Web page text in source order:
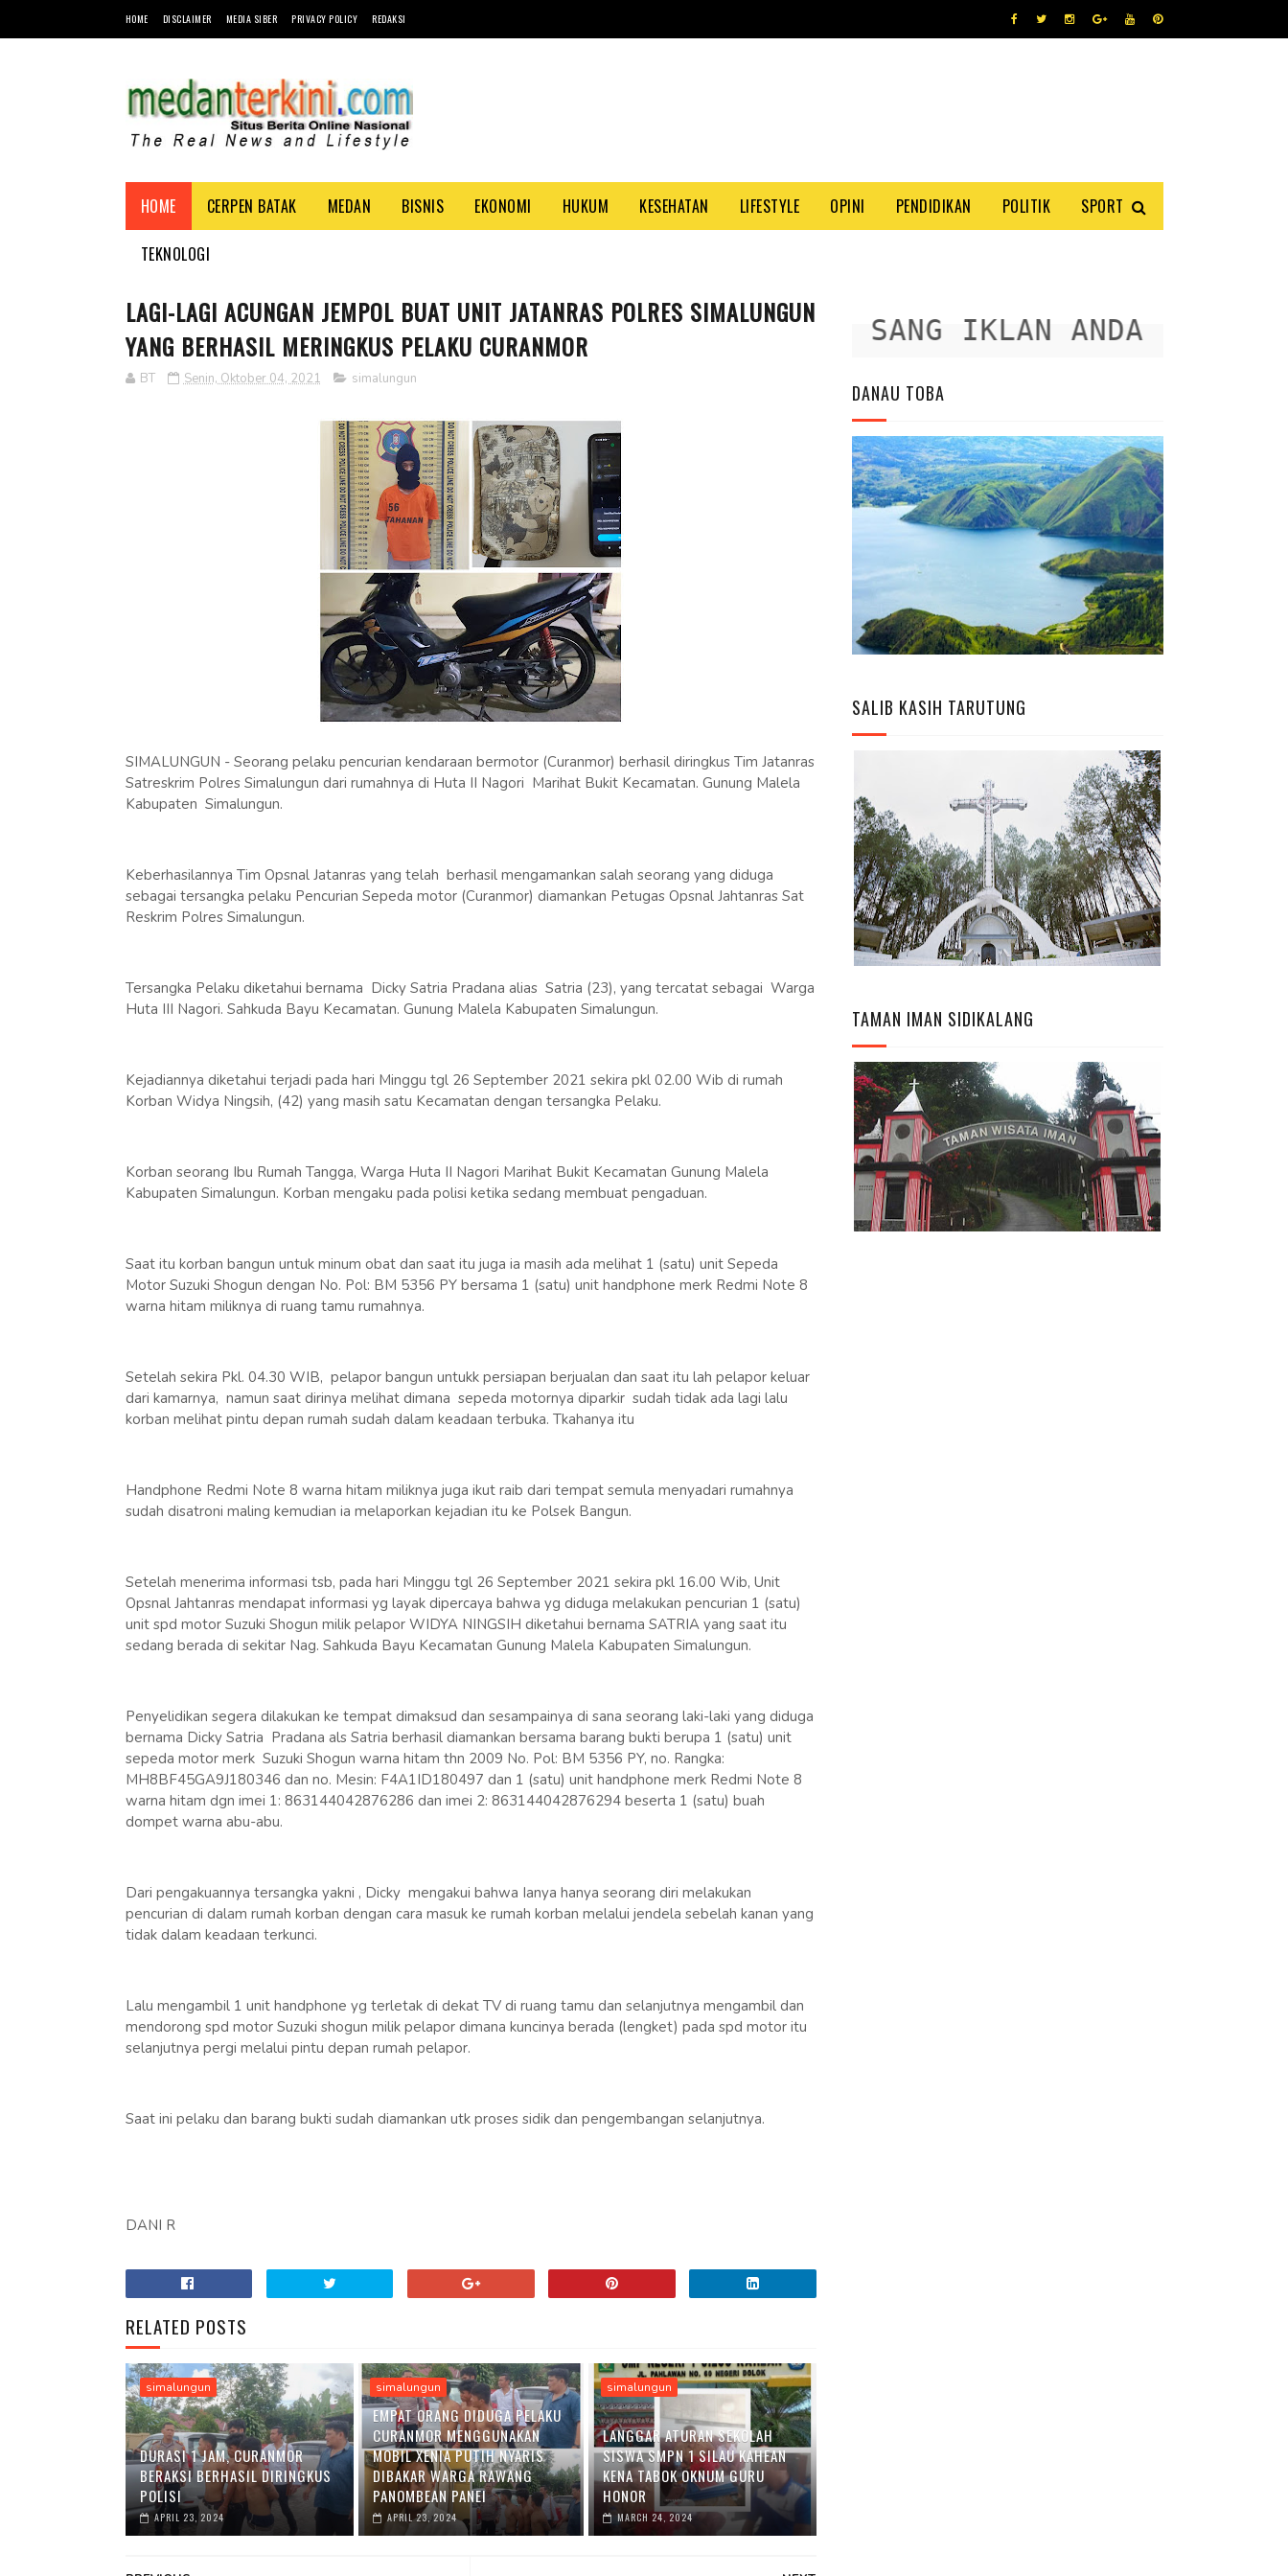
HOME DISCLAIMER MEDIA SIBER PRIVACY POLICY REDAKSI
HOME CERPEN BATAK MEDAN BISNIS EKONOMI HUKUM KESEHATAN LIFESTYLE OPINI PENDIDIKAN POLITIK SPORT
TEKNOLOGI
LAGI-LAGI ACUNGAN JEMPOL BUAT UNIT JATANRAS POLRES SIMALUNGUN
YANG BERHASIL MERINGKUS PELAKU CURANMOR
BT Senin, Oktober 04, 2021 simalungun
SIMALUNGUN - Seorang pelaku pencurian kendaraan bermotor (Curanmor) berhasil diringkus Tim Jatanras
Satreskrim Polres Simalungun dari rumahnya di Huta II Nagori Marihat Bukit Kecamatan. Gunung Malela
Kabupaten Simalungun.
Keberhasilannya Tim Opsnal Jatanras yang telah berhasil mengamankan salah seorang yang diduga
sebagai tersangka pelaku Pencurian Sepeda motor (Curanmor) diamankan Petugas Opsnal Jahtanras Sat
Reskrim Polres Simalungun.
Tersangka Pelaku diketahui bernama Dicky Satria Pradana alias Satria (23), yang tercatat sebagai Warga
Huta III Nagori. Sahkuda Bayu Kecamatan. Gunung Malela Kabupaten Simalungun.
Kejadiannya diketahui terjadi pada hari Minggu tgl 26 September 2021 sekira pkl 02.00 Wib di rumah
Korban Widya Ningsih, (42) yang masih satu Kecamatan dengan tersangka Pelaku.
Korban seorang Ibu Rumah Tangga, Warga Huta II Nagori Marihat Bukit Kecamatan Gunung Malela
Kabupaten Simalungun. Korban mengaku pada polisi ketika sedang membuat pengaduan.
Saat itu korban bangun untuk minum obat dan saat itu juga ia masih ada melihat 1 (satu) unit Sepeda
Motor Suzuki Shogun dengan No. Pol: BM 5356 PY bersama 1 (satu) unit handphone merk Redmi Note 8
warna hitam miliknya di ruang tamu rumahnya.
Setelah sekira Pkl. 04.30 WIB, pelapor bangun untukk persiapan berjualan dan saat itu lah pelapor keluar
dari kamarnya, namun saat dirinya melihat dimana sepeda motornya diparkir sudah tidak ada lagi lalu
korban melihat pintu depan rumah sudah dalam keadaan terbuka. Tkahanya itu
Handphone Redmi Note 8 warna hitam miliknya juga ikut raib dari tempat semula menyadari rumahnya
sudah disatroni maling kemudian ia melaporkan kejadian itu ke Polsek Bangun.
Setelah menerima informasi tsb, pada hari Minggu tgl 26 September 2021 sekira pkl 16.00 Wib, Unit
Opsnal Jahtanras mendapat informasi yg layak dipercaya bahwa yg diduga melakukan pencurian 1 (satu)
unit spd motor Suzuki Shogun milik pelapor WIDYA NINGSIH diketahui bernama SATRIA yang saat itu
sedang berada di sekitar Nag. Sahkuda Bayu Kecamatan Gunung Malela Kabupaten Simalungun.
Penyelidikan segera dilakukan ke tempat dimaksud dan sesampainya di sana seorang laki-laki yang diduga
bernama Dicky Satria Pradana als Satria berhasil diamankan bersama barang bukti berupa 1 (satu) unit
sepeda motor merk Suzuki Shogun warna hitam thn 2009 No. Pol: BM 5356 PY, no. Rangka:
MH8BF45GA9J180346 dan no. Mesin: F4A1ID180497 dan 1 (satu) unit handphone merk Redmi Note 8
warna hitam dgn imei 1: 863144042876286 dan imei 2: 863144042876294 beserta 1 (satu) buah
dompet warna abu-abu.
Dari pengakuannya tersangka yakni , Dicky mengakui bahwa Ianya hanya seorang diri melakukan
pencurian di dalam rumah korban dengan cara masuk ke rumah korban melalui jendela sebelah kanan yang
tidak dalam keadaan terkunci.
Lalu mengambil 1 unit handphone yg terletak di dekat TV di ruang tamu dan selanjutnya mengambil dan
mendorong spd motor Suzuki shogun milik pelapor dimana kuncinya berada (lengket) pada spd motor itu
selanjutnya pergi melalui pintu depan rumah pelapor.
Saat ini pelaku dan barang bukti sudah diamankan utk proses sidik dan pengembangan selanjutnya.
DANI R
RELATED POSTS
simalungun
DURASI 1 JAM, CURANMOR
BERAKSI BERHASIL DIRINGKUS
POLISI
APRIL 23, 2024
simalungun
EMPAT ORANG DIDUGA PELAKU
CURANMOR MENGGUNAKAN
MOBIL XENIA PUTIH NYARIS
DIBAKAR WARGA RAWANG
PANOMBEAN PANEI
APRIL 23, 2024
simalungun
LANGGAR ATURAN SEKOLAH
SISWA SMPN 1 SILAU KAHEAN
KENA TABOK OKNUM GURU
HONOR
MARCH 24, 2024
PASANG IKLAN ANDA DISINI
DANAU TOBA
SALIB KASIH TARUTUNG
TAMAN IMAN SIDIKALANG